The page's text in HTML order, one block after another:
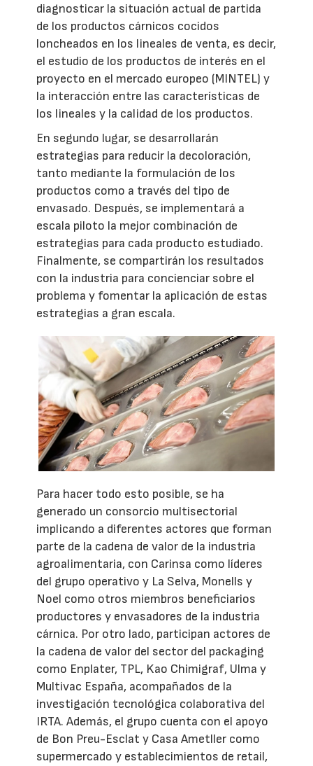
diagnosticar la situación actual de partida
de los productos cárnicos cocidos
loncheados en los lineales de venta, es decir,
el estudio de los productos de interés en el
proyecto en el mercado europeo (MINTEL) y
la interacción entre las características de
los lineales y la calidad de los productos.
En segundo lugar, se desarrollarán
estrategias para reducir la decoloración,
tanto mediante la formulación de los
productos como a través del tipo de
envasado. Después, se implementará a
escala piloto la mejor combinación de
estrategias para cada producto estudiado.
Finalmente, se compartirán los resultados
con la industria para concienciar sobre el
problema y fomentar la aplicación de estas
estrategias a gran escala.
Para hacer todo esto posible, se ha
generado un consorcio multisectorial
implicando a diferentes actores que forman
parte de la cadena de valor de la industria
agroalimentaria, con Carinsa como líderes
del grupo operativo y La Selva, Monells y
Noel como otros miembros beneficiarios
productores y envasadores de la industria
cárnica. Por otro lado, participan actores de
la cadena de valor del sector del packaging
como Enplater, TPL, Kao Chimigraf, Ulma y
Multivac España, acompañados de la
investigación tecnológica colaborativa del
IRTA. Además, el grupo cuenta con el apoyo
de Bon Preu-Esclat y Casa Ametller como
supermercado y establecimientos de retail,